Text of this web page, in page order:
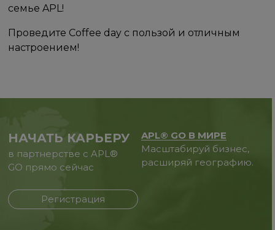
семье APL!
Проведите Coffee day с пользой и отличным
настроением!
НАЧАТЬ КАРЬЕРУ
в партнерстве с APL®
GO прямо сейчас
Регистрация
APL® GO В МИРЕ
Масштабируй бизнес,
расширяй географию.